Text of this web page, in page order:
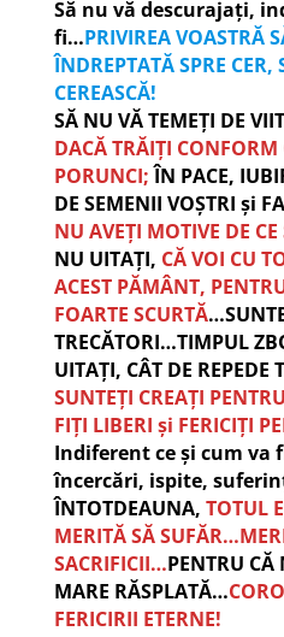
Să nu vă descurajați,
fi…PRIVIREA VOASTRĂ
ÎNDREPTATĂ SPRE CER,
CEREASCĂ!
SĂ NU VĂ TEMEȚI DE
DACĂ TRĂIȚI CONFORM
PORUNCI;ÎN PACE,
DE SEMENII VOȘTRI și
NU AVEȚI MOTIVE DE
NU UITAȚI, CĂ VOI CU
ACEST PĂMÂNT,
FOARTE SCURTĂ
TRECĂTORI…TIMPUL
UITAȚI, CÂT DE REPEDE
SUNTEȚI CREAȚI
FIȚI LIBERI și FERICIȚI
Indiferent ce și cum
încercări, ispite,
ÎNTOTDEAUNA, TOTUL
MERITĂ SĂ
SACRIFICII…PENTRU CĂ
MARE RĂSPLATĂ…
FERICIRII ETERNE!